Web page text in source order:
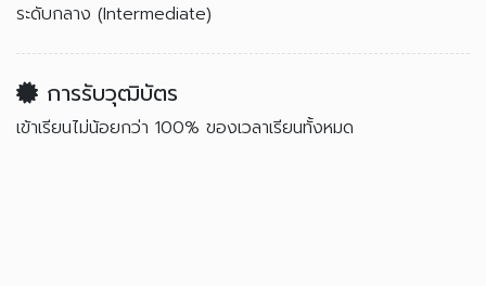
ระดับกลาง (Intermediate)
การรับวุฒิบัตร
เข้าเรียนไม่น้อยกว่า 100% ของเวลาเรียนทั้งหมด